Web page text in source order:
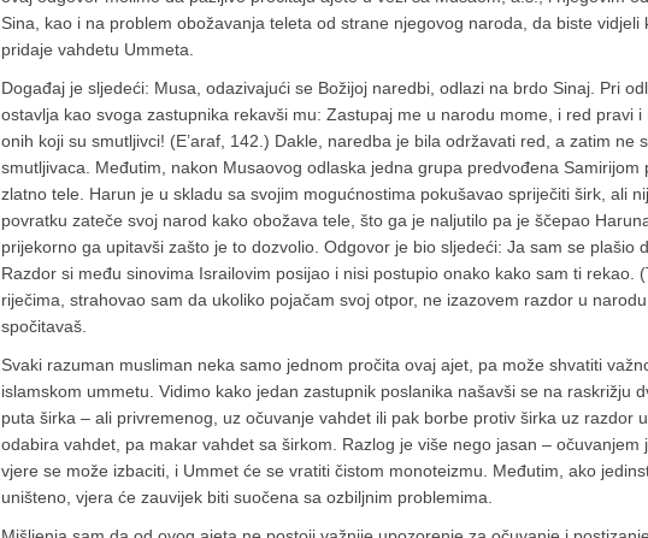
Sina, kao i na problem obožavanja teleta od strane njegovog naroda, da biste vidjeli
pridaje vahdetu Ummeta.
Događaj je sljedeći: Musa, odazivajući se Božijoj naredbi, odlazi na brdo Sinaj. Pri
ostavlja kao svoga zastupnika rekavši mu: Zastupaj me u narodu mome, i red pravi i
onih koji su smutljivci! (E’araf, 142.) Dakle, naredba je bila održavati red, a zatim ne
smutljivaca. Međutim, nakon Musaovog odlaska jedna grupa predvođena Samirijom
zlatno tele. Harun je u skladu sa svojim mogućnostima pokušavao spriječiti širk, ali
povratku zateče svoj narod kako obožava tele, što ga je naljutilo pa je ščepao
prijekorno ga upitavši zašto je to dozvolio. Odgovor je bio sljedeći: Ja sam se plašio
Razdor si među sinovima Israilovim posijao i nisi postupio onako kako sam ti rekao.
riječima, strahovao sam da ukoliko pojačam svoj otpor, ne izazovem razdor u
spočitavaš.
Svaki razuman musliman neka samo jednom pročita ovaj ajet, pa može shvatiti
islamskom ummetu. Vidimo kako jedan zastupnik poslanika našavši se na raskrižju
puta širka – ali privremenog, uz očuvanje vahdet ili pak borbe protiv širka uz razdor
odabira vahdet, pa makar vahdet sa širkom. Razlog je više nego jasan – očuvanjem
vjere se može izbaciti, i Ummet će se vratiti čistom monoteizmu. Međutim, ako
uništeno, vjera će zauvijek biti suočena sa ozbiljnim problemima.